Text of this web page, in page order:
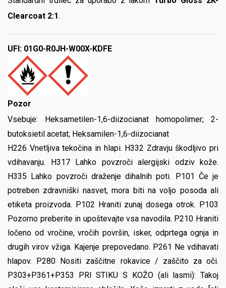
Clearcoat 2:1.
UFI: 01G0-R0JH-W00X-KDFE
Pozor
Vsebuje: Heksametilen-1,6-diizocianat homopolimer; 2-
butoksietil acetat; Heksamilen-1,6-diizocianat
H226 Vnetljiva tekočina in hlapi. H332 Zdravju škodljivo pri
vdihavanju. H317 Lahko povzroči alergijski odziv kože.
H335 Lahko povzroči draženje dihalnih poti. P101 Če je
potreben zdravniški nasvet, mora biti na voljo posoda ali
etiketa proizvoda. P102 Hraniti zunaj dosega otrok. P103
Pozorno preberite in upoštevajte vsa navodila. P210 Hraniti
ločeno od vročine, vročih površin, isker, odprtega ognja in
drugih virov vžiga. Kajenje prepovedano. P261 Ne vdihavati
hlapov. P280 Nositi zaščitne rokavice / zaščito za oči.
P303+P361+P353 PRI STIKU S KOŽO (ali lasmi): Takoj